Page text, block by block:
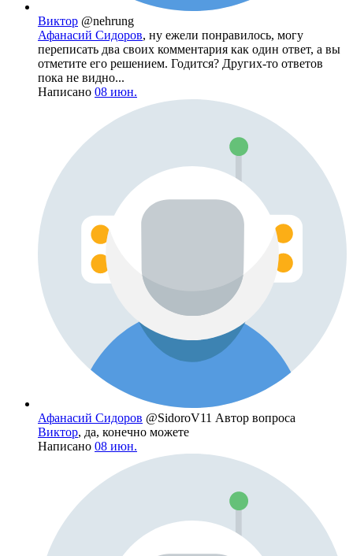
Виктор @nehrung
Афанасий Сидоров, ну ежели понравилось, могу
переписать два своих комментария как один ответ, а вы
отметите его решением. Годится? Других-то ответов
пока не видно...
Написано 08 июн.
Афанасий Сидоров @SidoroV11 Автор вопроса
Виктор, да, конечно можете
Написано 08 июн.